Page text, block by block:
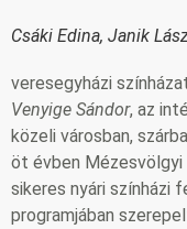
Csáki Edina, Janik
veresegyházi
Venyige Sándor, az
közeli városban,
öt évben
sikeres nyári színházi
programjában